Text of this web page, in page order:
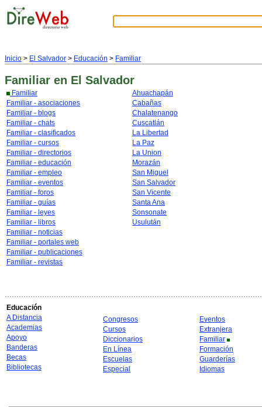
Inicio > El Salvador > Educación > Familiar
Familiar en El Salvador
Familiar
Familiar - asociaciones
Familiar - blogs
Familiar - chats
Familiar - clasificados
Familiar - cursos
Familiar - directorios
Familiar - educación
Familiar - empleo
Familiar - eventos
Familiar - foros
Familiar - guías
Familiar - leyes
Familiar - libros
Familiar - noticias
Familiar - portales web
Familiar - publicaciones
Familiar - revistas
Ahuachapán
Cabañas
Chalatenango
Cuscatlán
La Libertad
La Paz
La Union
Morazán
San Miguel
San Salvador
San Vicente
Santa Ana
Sonsonate
Usulután
Educación
A Distancia
Academias
Apoyo
Banderas
Becas
Bibliotecas
Congresos
Cursos
Diccionarios
En Línea
Escuelas
Especial
Eventos
Extranjera
Familiar
Formación
Guarderías
Idiomas